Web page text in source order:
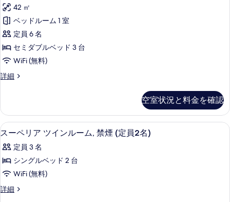
べ
て
の
写
真
を
示
す
る
細
リ
ア
ト
リ
プ
ル
の
す
べ
て
の
真
ム
ス
ー
ペ
リ
ア
ト
リ
煙
の
詳
細
イ
ン
ト
リ
ル
ー
ム
禁
煙
の
す
べ
42 ㎡
ベッドルーム 1 室
定員 6 名
セミダブルベッド 3 台
WiFi (無料)
詳細
デ
ト
リ
プ
ル
ー
禁
煙
の
空室状況と料金を確認
ス
ー
ペ
リ
ツ
セーフティボックス (室内)、デスク
5
スーペリア ツインルーム, 禁煙 (定員2名)
定員 3 名
シングルベッド 2 台
WiFi (無料)
詳細
ス